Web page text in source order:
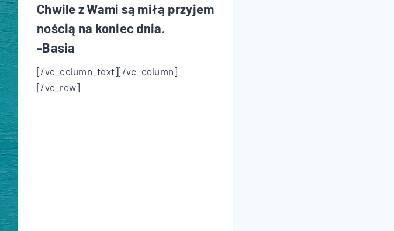
Chwile z Wami są miłą przyjem
nością na koniec dnia.
-Basia
[/vc_column_text][/vc_column]
[/vc_row]